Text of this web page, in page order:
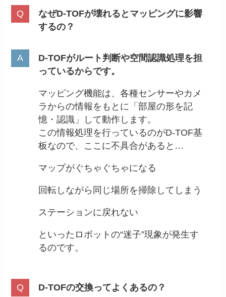
なぜD-TOFが壊れるとマッピングに影響
するの？
D-TOFがルート判断や空間認識処理を担
っているからです。
マッピング機能は、各種センサーやカメ
ラからの情報をもとに「部屋の形を記
憶・認識」して動作します。
この情報処理を行っているのがD-TOF基
板なので、ここに不具合があると…
マップがぐちゃぐちゃになる
回転しながら同じ場所を掃除してしまう
ステーションに戻れない
といったロボットの“迷子”現象が発生す
るのです。
D-TOFの交換ってよくあるの？